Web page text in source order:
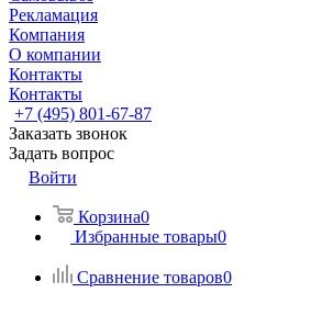
Рекламация
Компания
О компании
Контакты
Контакты
+7 (495) 801-67-87
Заказать звонок
Задать вопрос
Войти
Корзина0
Избранные товары0
Сравнение товаров0